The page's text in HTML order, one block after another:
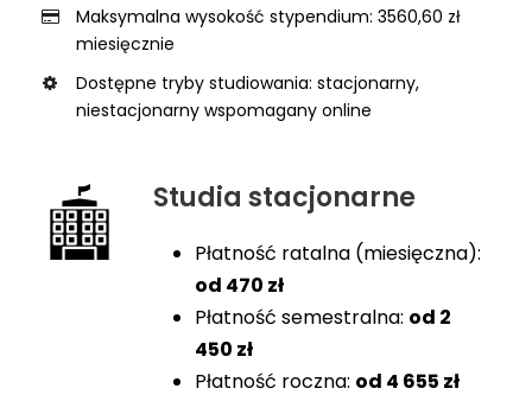
Maksymalna wysokość stypendium: 3560,60 zł
miesięcznie
Dostępne tryby studiowania: stacjonarny,
niestacjonarny wspomagany online
Studia stacjonarne
Płatność ratalna (miesięczna):
od 470 zł
Płatność semestralna: od 2
450 zł
Płatność roczna: od 4 655 zł